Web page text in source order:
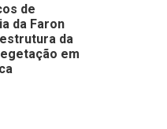
de
da Faron
da
em